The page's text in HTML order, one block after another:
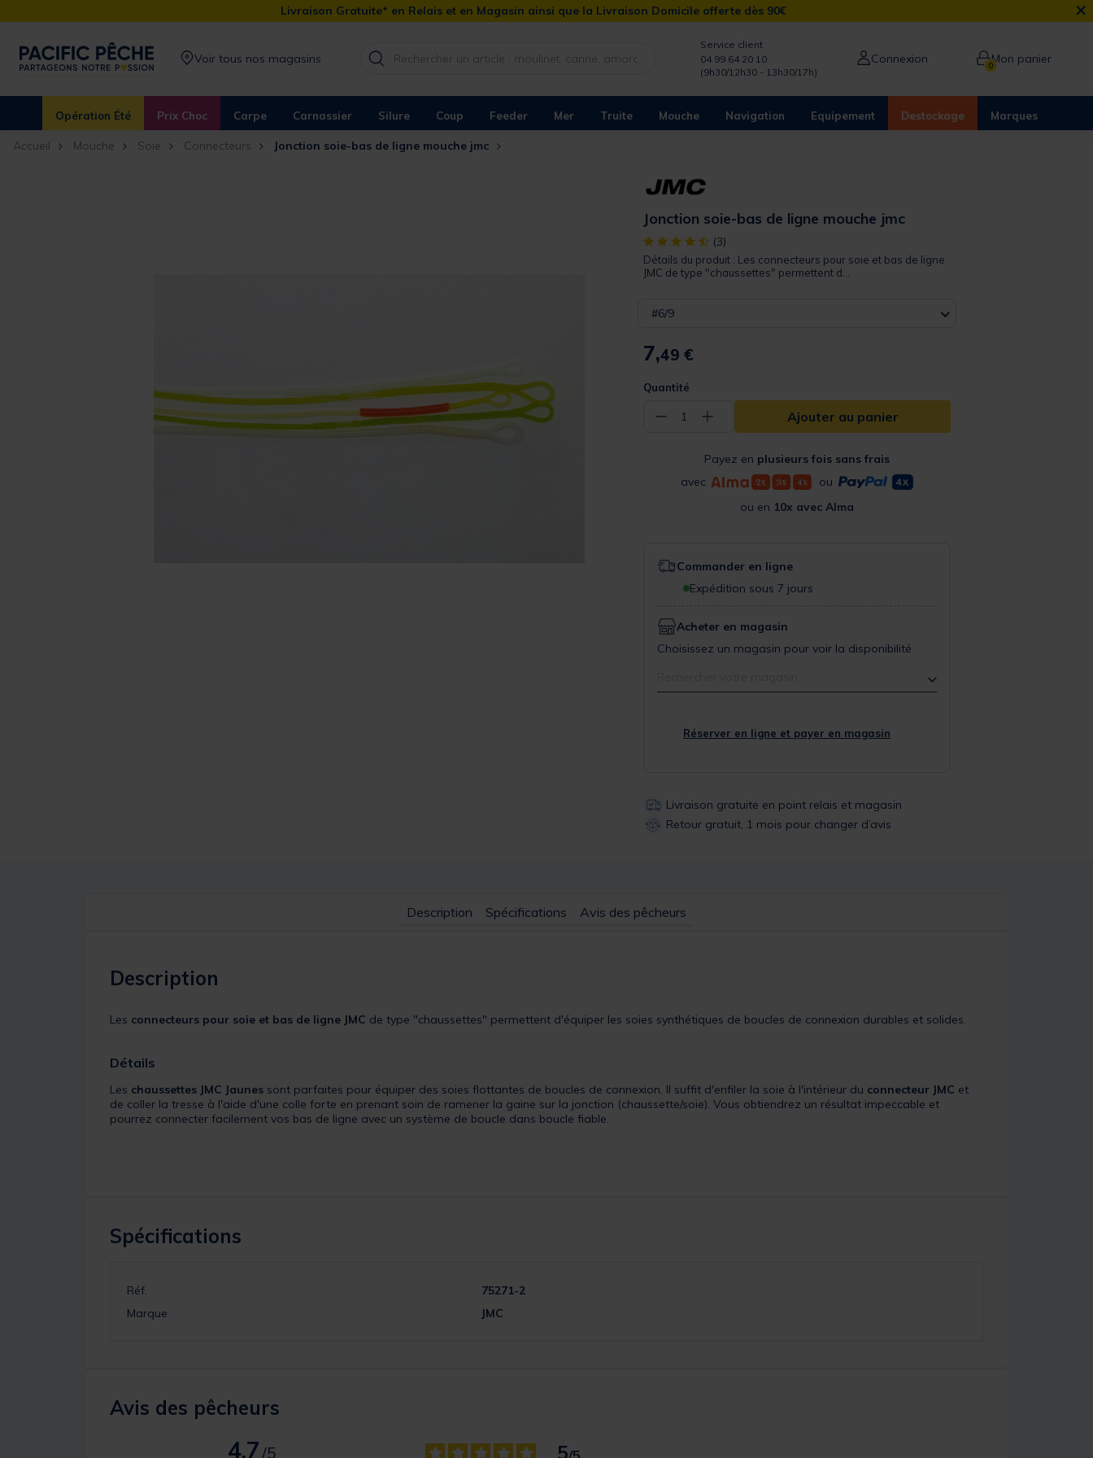
Livraison Gratuite* en Relais et en Magasin ainsi que la Livraison Domicile offerte dès 90€ ×
Voir tous nos magasins
Service client
04 99 64 20 10
(9h30/12h30 - 13h30/17h)
Connexion 0Mon panier
Opération Été Prix Choc Carpe Carnassier Silure Coup Feeder Mer Truite Mouche Navigation Equipement Destockage Marques
Accueil Mouche Soie Connecteurs Jonction soie-bas de ligne mouche jmc
Jonction soie-bas de ligne mouche jmc
[object Object] out of 5 Customer Rating
(3)
Détails du produit : Les connecteurs pour soie et bas de ligne
JMC de type "chaussettes" permettent d...
#6/9
7,49 €
Quantité
− 1 + Ajouter au panier
Payez en plusieurs fois sans frais
avec
ou
ou en 10x avec Alma
Commander en ligne
Expédition sous 7 jours
Acheter en magasin
Choisissez un magasin pour voir la disponibilité
Réserver en ligne et payer en magasin
Livraison gratuite en point relais et magasin
Retour gratuit, 1 mois pour changer d’avis
Description Spécifications Avis des pêcheurs
Description
Les connecteurs pour soie et bas de ligne JMC de type "chaussettes" permettent d'équiper les soies synthétiques de boucles de connexion durables et solides.
Détails
Les chaussettes JMC Jaunes sont parfaites pour équiper des soies flottantes de boucles de connexion. Il suffit d'enfiler la soie à l'intérieur du connecteur JMC et
de coller la tresse à l'aide d'une colle forte en prenant soin de ramener la gaine sur la jonction (chaussette/soie). Vous obtiendrez un résultat impeccable et
pourrez connecter facilement vos bas de ligne avec un système de boucle dans boucle fiable.
Spécifications
Réf.
75271-2
Marque
JMC
Avis des pêcheurs
4.7
/5 5/5